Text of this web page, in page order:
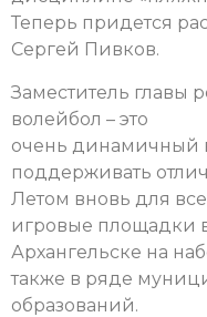
Теперь придется
Сергей Пивков.
Заместитель главы
волейбол – это
очень динамичный
поддерживать
Летом вновь для
игровые площадки
Архангельске на
также в ряде
образований.